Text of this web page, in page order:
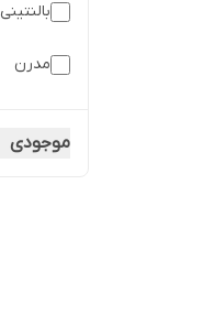
بالنتینی
مدرن
موجودی